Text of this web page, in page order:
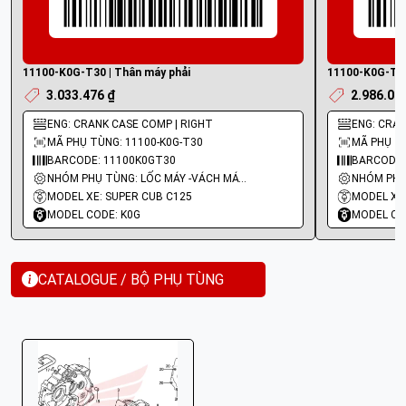
11100-K0G-T30 | Thân máy phải
3.033.476 ₫
ENG: CRANK CASE COMP | RIGHT
MÃ PHỤ TÙNG: 11100-K0G-T30
BARCODE: 11100K0GT30
NHÓM PHỤ TÙNG: LỐC MÁY -VÁCH MÁY - GIOĂNG MÁY
MODEL XE: SUPER CUB C125
MODEL CODE: K0G
11100-K0G-
ENG:
MÃ PHỤ
MODEL
MODEL
CATALOGUE / BỘ PHỤ TÙNG